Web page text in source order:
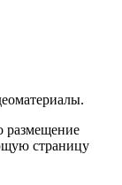
размещение
страницу